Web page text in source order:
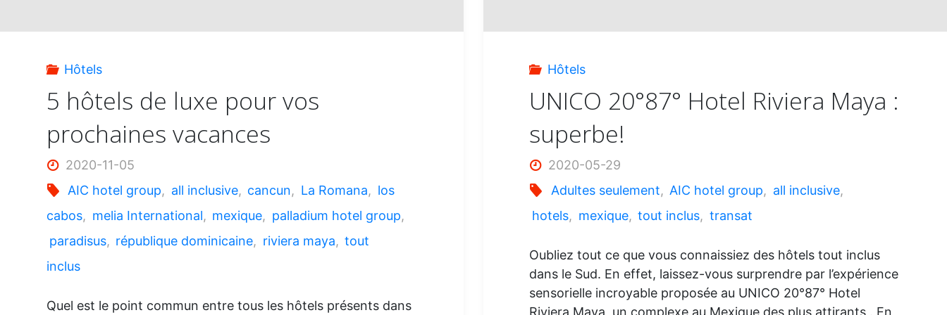
Hôtels
5 hôtels de luxe pour vos
prochaines vacances
2020-11-05
AIC hotel group, all inclusive, cancun, La Romana, los
cabos, melia International, mexique, palladium hotel group,
paradisus, république dominicaine, riviera maya, tout
inclus
Quel est le point commun entre tous les hôtels présents dans
Hôtels
UNICO 20°87° Hotel Riviera Maya :
superbe!
2020-05-29
Adultes seulement, AIC hotel group, all inclusive,
hotels, mexique, tout inclus, transat
Oubliez tout ce que vous connaissiez des hôtels tout inclus
dans le Sud. En effet, laissez-vous surprendre par l’expérience
sensorielle incroyable proposée au UNICO 20°87° Hotel
Riviera Maya, un complexe au Mexique des plus attirants . En